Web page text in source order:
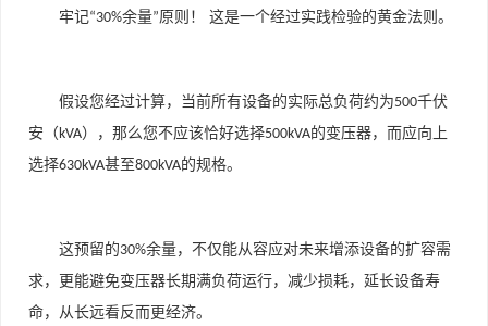
牢记“30%余量”原则！ 这是一个经过实践检验的黄金法则。
假设您经过计算，当前所有设备的实际总负荷约为500千伏
安（ kVA），那么您不应该恰好选择500kVA的变压器，而应向上
选择630kVA甚至800kVA的规格。
这预留的30%余量，不仅能从容应对未来增添设备的扩容需
求，更能避免变压器长期满负荷运行，减少损耗，延长设备寿
命，从长远看反而更经济。